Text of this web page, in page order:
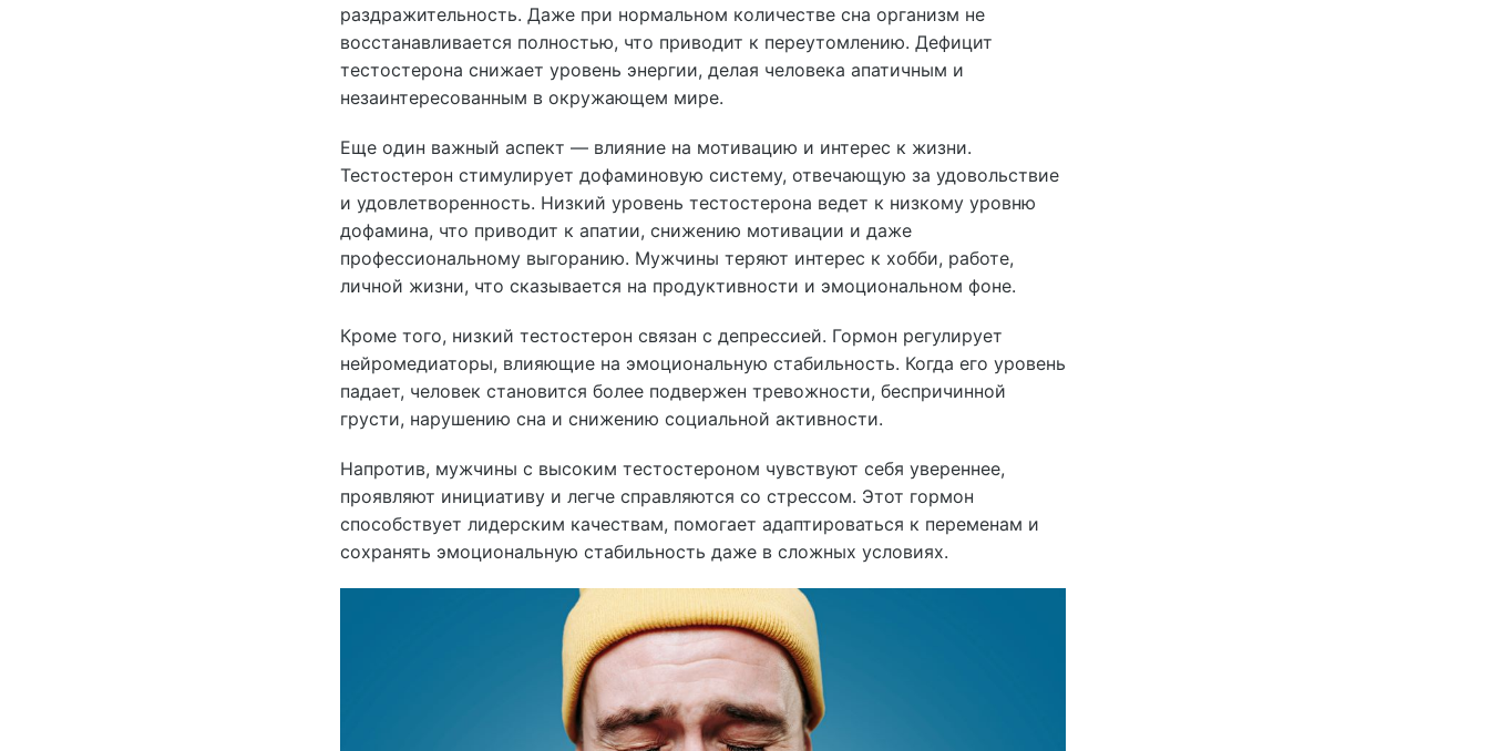
раздражительность. Даже при нормальном количестве сна организм не
восстанавливается полностью, что приводит к переутомлению. Дефицит
тестостерона снижает уровень энергии, делая человека апатичным и
незаинтересованным в окружающем мире.
Еще один важный аспект — влияние на мотивацию и интерес к жизни.
Тестостерон стимулирует дофаминовую систему, отвечающую за удовольствие
и удовлетворенность. Низкий уровень тестостерона ведет к низкому уровню
дофамина, что приводит к апатии, снижению мотивации и даже
профессиональному выгоранию. Мужчины теряют интерес к хобби, работе,
личной жизни, что сказывается на продуктивности и эмоциональном фоне.
Кроме того, низкий тестостерон связан с депрессией. Гормон регулирует
нейромедиаторы, влияющие на эмоциональную стабильность. Когда его уровень
падает, человек становится более подвержен тревожности, беспричинной
грусти, нарушению сна и снижению социальной активности.
Напротив, мужчины с высоким тестостероном чувствуют себя увереннее,
проявляют инициативу и легче справляются со стрессом. Этот гормон
способствует лидерским качествам, помогает адаптироваться к переменам и
сохранять эмоциональную стабильность даже в сложных условиях.